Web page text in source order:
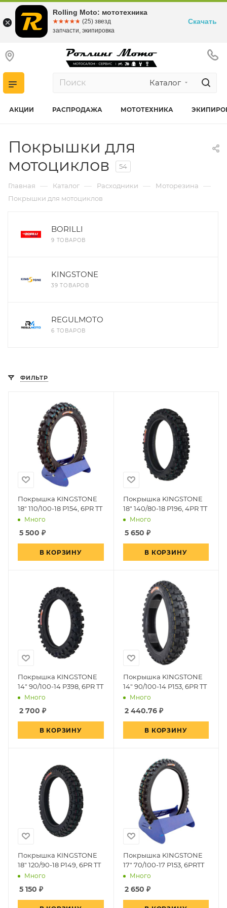
Каталог
АКЦИИ РАСПРОДАЖА МОТОТЕХНИКА
Покрышки для
мотоциклов
54
Главная — Каталог — Расходники — Моторезина —
Покрышки для мотоциклов
BORILLI
9 ТОВАРОВ
KINGSTONE
39 ТОВАРОВ
REGULMOTO
6 ТОВАРОВ
ФИЛЬТР
Покрышка KINGSTONE
18" 110/100-18 P154, 6PR TT
Много
5 500 ₽
В КОРЗИНУ
Покрышка KINGSTONE
18" 140/80-18 P196, 4PR TT
Много
5 650 ₽
В КОРЗИНУ
Покрышка KINGSTONE
14" 90/100-14 P398, 6PR TT
Много
2 700 ₽
В КОРЗИНУ
Покрышка KINGSTONE
14" 90/100-14 P153, 6PR TT
Много
2 440.76₽
В КОРЗИНУ
Покрышка KINGSTONE
18" 120/90-18 P149, 6PR TT
Много
5 150 ₽
Покрышка KINGSTONE
17" 70/100-17 P153, 6PRTT
Много
2 650 ₽
Rolling Moto: мототехника
☆☆☆☆☆
★★★★★ (25) звезд
запчасти, экипировка
Скачать